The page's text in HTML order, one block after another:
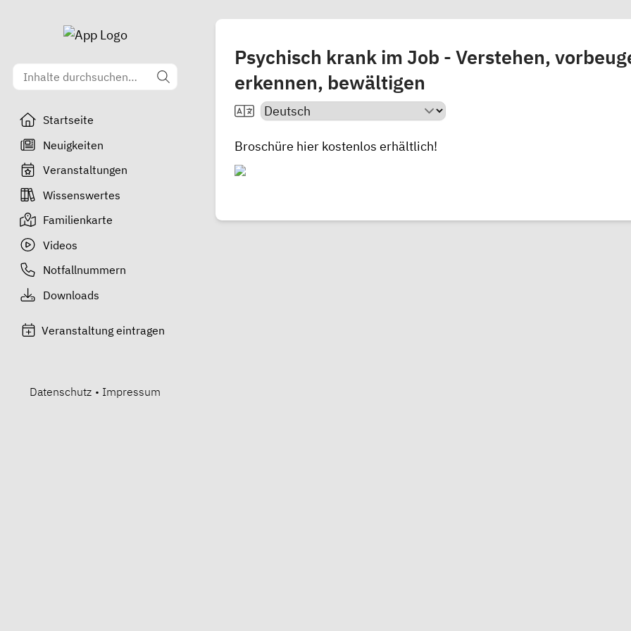
Startseite
Neuigkeiten
Veranstaltungen
Wissenswertes
Familienkarte
Videos
Notfallnummern
Downloads
Veranstaltung eintragen
Datenschutz • Impressum
Psychisch krank im Job - Verstehen,
erkennen, bewältigen
Broschüre hier kostenlos erhältlich!